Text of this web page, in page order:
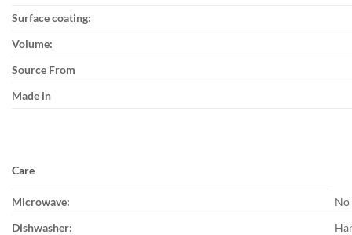
Surface coating:
Volume:
Source From
Made in
Care
Microwave:
No
Dishwasher: